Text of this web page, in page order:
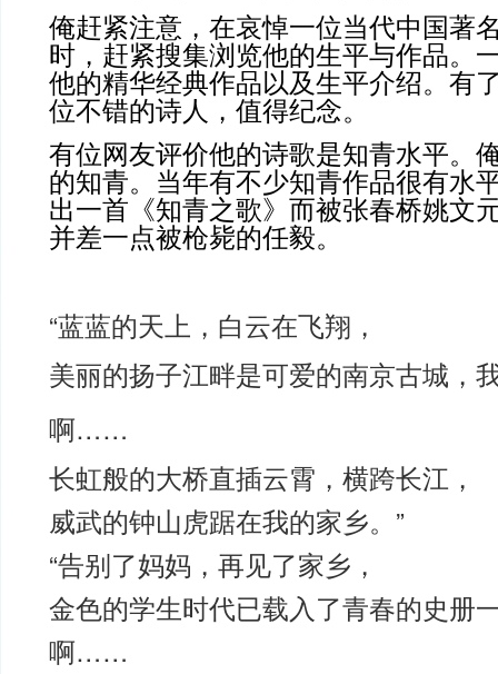
俺赶紧注意，在哀悼一位当代中国著
时，赶紧搜集浏览他的生平与作品。
他的精华经典作品以及生平介绍。有
位不错的诗人，值得纪念。
有位网友评价他的诗歌是知青水平。
的知青。当年有不少知青作品很有水
出一首《知青之歌》而被张春桥姚文
并差一点被枪毙的任毅。
“蓝蓝的天上，白云在飞翔，
美丽的扬子江畔是可爱的南京古城，
啊……
长虹般的大桥直插云霄，横跨长江，
威武的钟山虎踞在我的家乡。”
“告别了妈妈，再见了家乡，
金色的学生时代已载入了青春的史册
啊……